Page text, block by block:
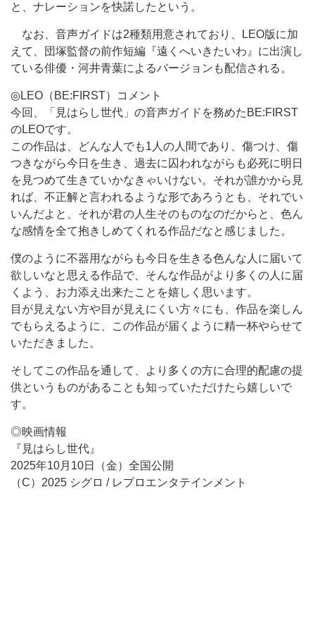
と、ナレーションを快諾したという。
なお、音声ガイドは2種類用意されており、LEO版に加
えて、団塚監督の前作短編『遠くへいきたいわ』に出演し
ている俳優・河井青葉によるバージョンも配信される。
◎LEO（BE:FIRST）コメント
今回、「見はらし世代」の音声ガイドを務めたBE:FIRST
のLEOです。
この作品は、どんな人でも1人の人間であり、傷つけ、傷
つきながら今日を生き、過去に囚われながらも必死に明日
を見つめて生きていかなきゃいけない。それが誰かから見
れば、不正解と言われるような形であろうとも、それでい
いんだよと、それが君の人生そのものなのだからと、色ん
な感情を全て抱きしめてくれる作品だなと感じました。
僕のように不器用ながらも今日を生きる色んな人に届いて
欲しいなと思える作品で、そんな作品がより多くの人に届
くよう、お力添え出来たことを嬉しく思います。
目が見えない方や目が見えにくい方々にも、作品を楽しん
でもらえるように、この作品が届くように精一杯やらせて
いただきました。
そしてこの作品を通して、より多くの方に合理的配慮の提
供というものがあることも知っていただけたら嬉しいで
す。
◎映画情報
『見はらし世代』
2025年10月10日（金）全国公開
（C）2025 シグロ / レプロエンタテインメント